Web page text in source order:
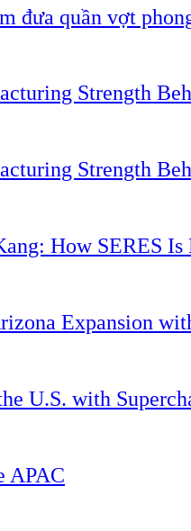
đưa quần vợt
Strength
Strength
How SERES
Expansion
U.S. with
APAC